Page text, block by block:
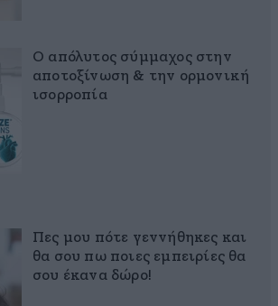
Ο απόλυτος σύμμαχος στην
αποτοξίνωση & την ορμονική
ισορροπία
Πες μου πότε γεννήθηκες και
θα σου πω ποιες εμπειρίες θα
σου έκανα δώρο!